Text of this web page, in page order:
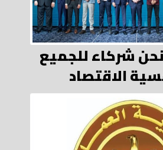
نحن شركاء للجميع
الاقتصاد